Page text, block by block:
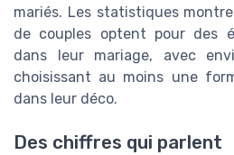
mariés. Les statistiques
de couples optent pour des
dans leur mariage, avec
choisissant au moins une
dans leur déco.
Des chiffres qui parlent